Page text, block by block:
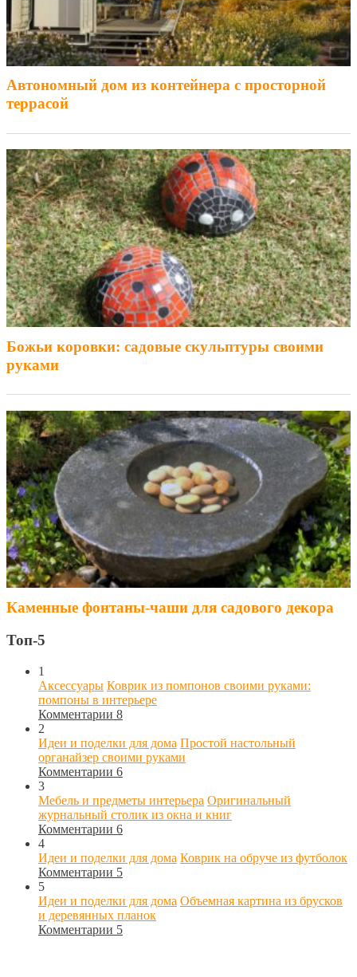
Автономный дом из контейнера с просторной
террасой
Божьи коровки: садовые скульптуры своими
руками
Каменные фонтаны-чаши для садового декора
Топ-5
1
Аксессуары Коврик из помпонов своими руками:
помпоны в интерьере
Комментарии 8
2
Идеи и поделки для дома Простой настольный
органайзер своими руками
Комментарии 6
3
Мебель и предметы интерьера Оригинальный
журнальный столик из окна и книг
Комментарии 6
4
Идеи и поделки для дома Коврик на обруче из футболок
Комментарии 5
5
Идеи и поделки для дома Объемная картина из брусков
и деревянных планок
Комментарии 5